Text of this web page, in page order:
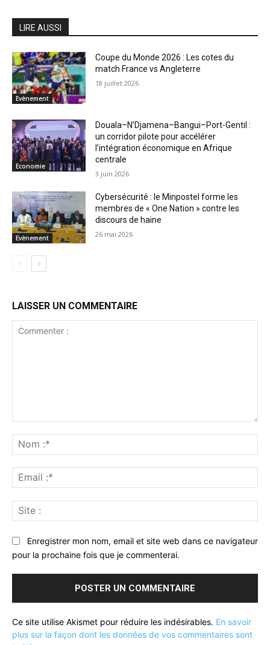
LIRE AUSSI
Evènement
Coupe du Monde 2026 : Les cotes du
match France vs Angleterre
18 juillet 2026
Economie
Douala–N’Djamena–Bangui–Port-Gentil :
un corridor pilote pour accélérer
l’intégration économique en Afrique
centrale
3 juin 2026
Evènement
Cybersécurité : le Minpostel forme les
membres de « One Nation » contre les
discours de haine
26 mai 2026
LAISSER UN COMMENTAIRE
:*
:*
:
Enregistrer mon nom, email et site web dans ce navigateur
pour la prochaine fois que je commenterai.
Ce site utilise Akismet pour réduire les indésirables. En savoir
plus sur la façon dont les données de vos commentaires sont